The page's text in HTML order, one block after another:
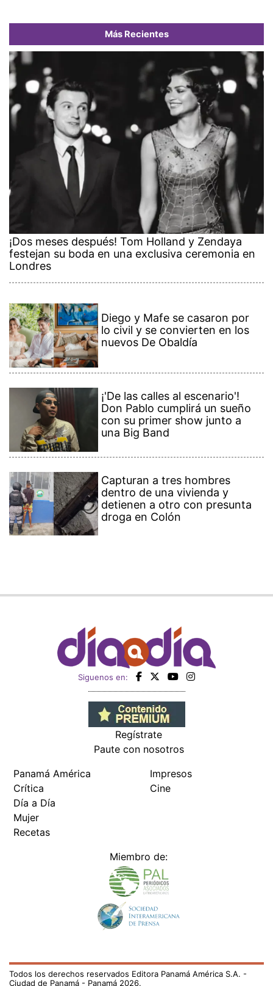
Más Recientes
¡Dos meses después! Tom Holland y Zendaya
festejan su boda en una exclusiva ceremonia en
Londres
Diego y Mafe se casaron por
lo civil y se convierten en los
nuevos De Obaldía
¡'De las calles al escenario'!
Don Pablo cumplirá un sueño
con su primer show junto a
una Big Band
Capturan a tres hombres
dentro de una vivienda y
detienen a otro con presunta
droga en Colón
Siguenos en:
Regístrate
Paute con nosotros
Panamá América
Crítica
Día a Día
Mujer
Recetas
Impresos
Cine
Miembro de:
Todos los derechos reservados Editora Panamá América S.A. -
Ciudad de Panamá - Panamá 2026.